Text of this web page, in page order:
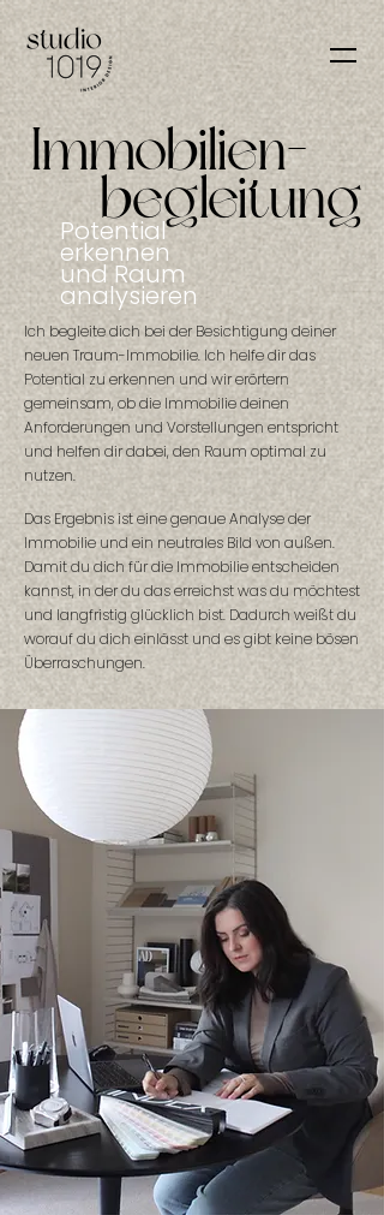
Immobilien-
begleitung
Potential
erkennen
und Raum
analysieren
Ich begleitedich bei der Besichtigung deiner
neuen Traum-Immobilie. Ich helfe dir das
Potential zu erkennen und wir erörtern
gemeinsam, ob die Immobilie deinen
Anforderungen und Vorstellungen entspricht
und helfen dir dabei, den Raum optimal zu
nutzen.
Das Ergebnis ist eine genaue Analyse der
Immobilie und ein neutrales Bild von außen.
Damit du dich für die Immobilie entscheiden
kannst, in der du das erreichst was du möchtest
und langfristig glücklich bist. Dadurch weißt du
worauf du dich einlässt und es gibt keine bösen
Überraschungen.